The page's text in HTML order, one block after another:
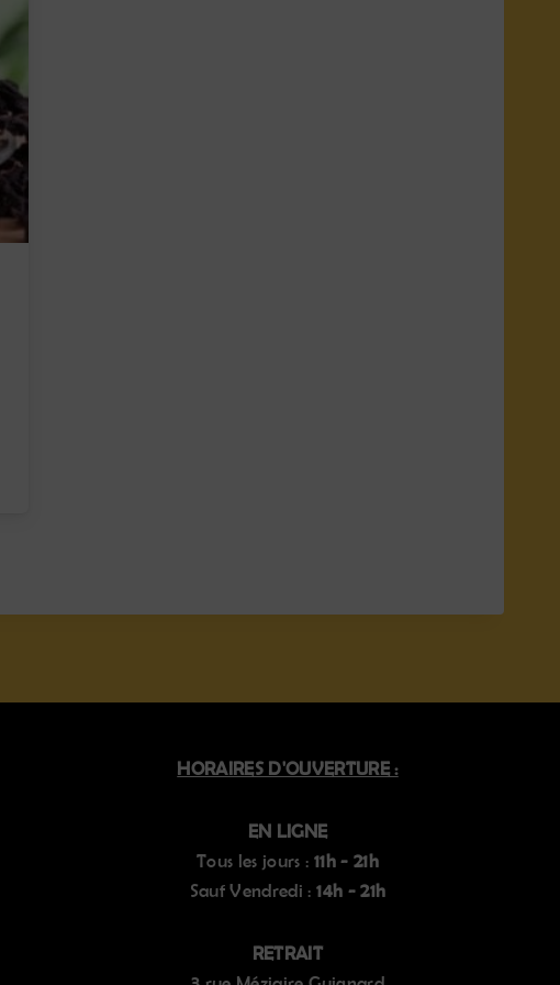
HORAIRES D'OUVERTURE :
EN LIGNE
Tous les jours : 11h - 21h
Sauf Vendredi :14h - 21h
RETRAIT